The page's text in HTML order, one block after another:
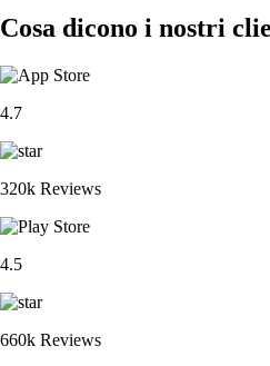
Cosa dicono i nostri
4.7
320k Reviews
4.5
660k Reviews